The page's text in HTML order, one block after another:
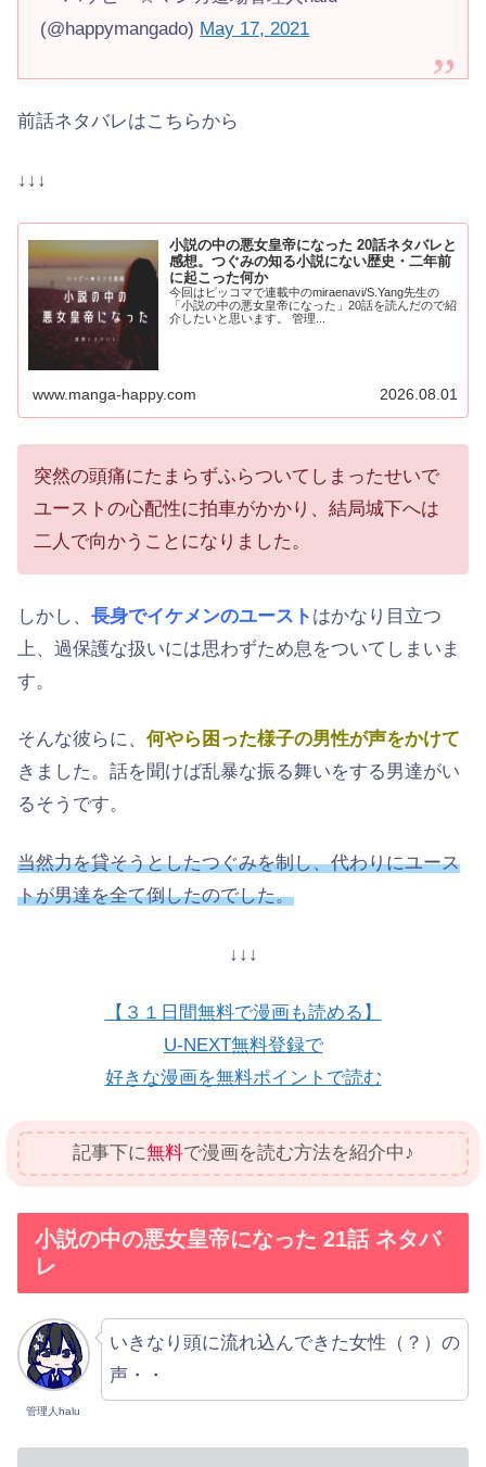
(@happymangado) May 17, 2021
前話ネタバレはこちらから
↓↓↓
小説の中の悪女皇帝になった 20話ネタバレと
感想。つぐみの知る小説にない歴史・二年前
に起こった何か
今回はピッコマで連載中のmiraenavi/S.Yang先生の
「小説の中の悪女皇帝になった」20話を読んだので紹
介したいと思います。 管理...
www.manga-happy.com 2026.08.01
突然の頭痛にたまらずふらついてしまったせいで
ユーストの心配性に拍車がかかり、結局城下へは
二人で向かうことになりました。
しかし、 長身でイケメンのユースト はかなり目立つ
上、過保護な扱いには思わずため息をついてしまいま
す。
そんな彼らに、 何やら困った様子の男性が声をかけて
きました。話を聞けば乱暴な振る舞いをする男達がい
るそうです。
当然力を貸そうとしたつぐみを制し、代わりにユース
トが男達を全て倒したのでした。
↓↓↓
【３１日間無料で漫画も読める】
U-NEXT無料登録で
好きな漫画を無料ポイントで読む
記事下に無料で漫画を読む方法を紹介中♪
小説の中の悪女皇帝になった 21話 ネタバ
レ
管理人halu
いきなり頭に流れ込んできた女性（？）の
声・・